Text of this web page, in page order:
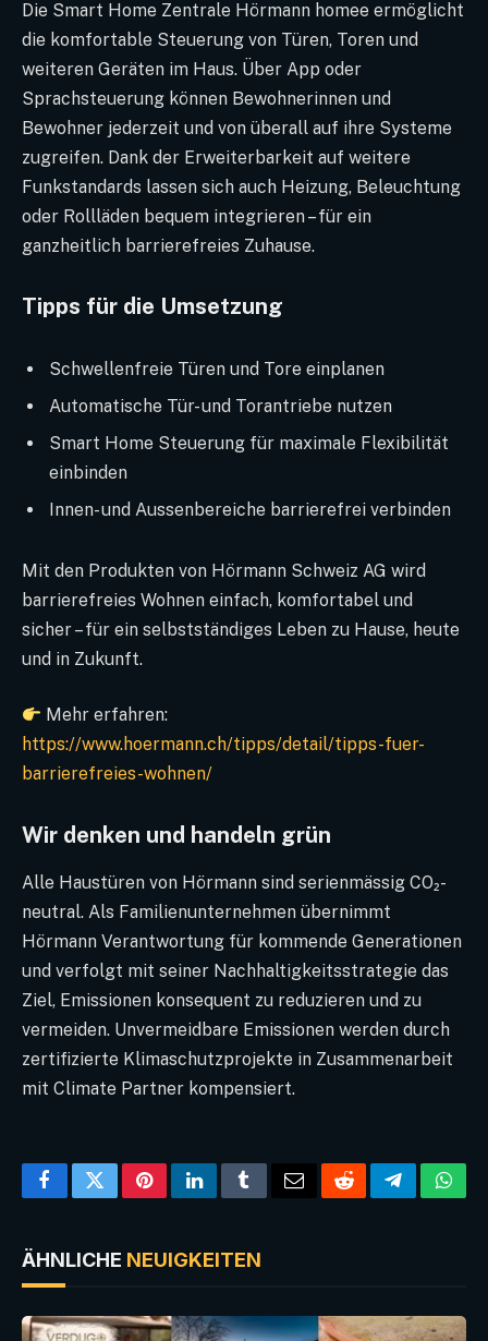
Die Smart Home Zentrale Hörmann homee ermöglicht
die komfortable Steuerung von Türen, Toren und
weiteren Geräten im Haus. Über App oder
Sprachsteuerung können Bewohnerinnen und
Bewohner jederzeit und von überall auf ihre Systeme
zugreifen. Dank der Erweiterbarkeit auf weitere
Funkstandards lassen sich auch Heizung, Beleuchtung
oder Rollläden bequem integrieren – für ein
ganzheitlich barrierefreies Zuhause.
Tipps für die Umsetzung
Schwellenfreie Türen und Tore einplanen
Automatische Tür- und Torantriebe nutzen
Smart Home Steuerung für maximale Flexibilität
einbinden
Innen- und Aussenbereiche barrierefrei verbinden
Mit den Produkten von Hörmann Schweiz AG wird
barrierefreies Wohnen einfach, komfortabel und
sicher – für ein selbstständiges Leben zu Hause, heute
und in Zukunft.
Mehr erfahren:
https://www.hoermann.ch/tipps/detail/tipps-fuer-
barrierefreies-wohnen/
Wir denken und handeln grün
Alle Haustüren von Hörmann sind serienmässig CO₂-
neutral. Als Familienunternehmen übernimmt
Hörmann Verantwortung für kommende Generationen
und verfolgt mit seiner Nachhaltigkeitsstrategie das
Ziel, Emissionen konsequent zu reduzieren und zu
vermeiden. Unvermeidbare Emissionen werden durch
zertifizierte Klimaschutzprojekte in Zusammenarbeit
mit Climate Partner kompensiert.
FacebookTwitterPinterestLinkedInTumblrEmailRedditTelegram
ÄHNLICHE NEUIGKEITEN